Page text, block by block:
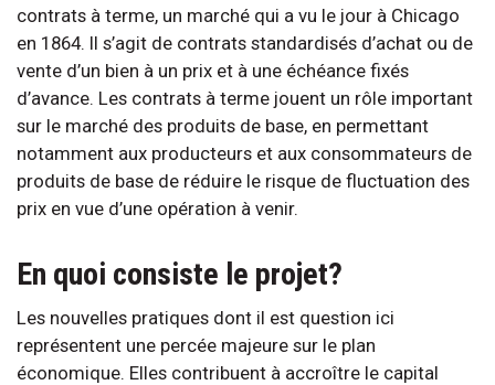
contrats à terme, un marché qui a vu le jour à Chicago
en 1864. Il s’agit de contrats standardisés d’achat ou de
vente d’un bien à un prix et à une échéance fixés
d’avance. Les contrats à terme jouent un rôle important
sur le marché des produits de base, en permettant
notamment aux producteurs et aux consommateurs de
produits de base de réduire le risque de fluctuation des
prix en vue d’une opération à venir.
En quoi consiste le projet?
Les nouvelles pratiques dont il est question ici
représentent une percée majeure sur le plan
économique. Elles contribuent à accroître le capital